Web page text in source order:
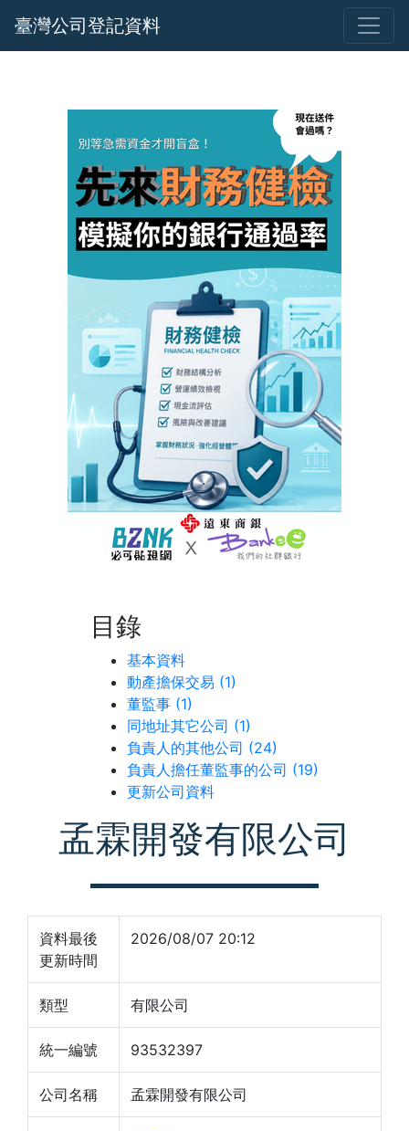
臺灣公司登記資料
目錄
基本資料
動產擔保交易 (1)
董監事 (1)
同地址其它公司 (1)
負責人的其他公司 (24)
負責人擔任董監事的公司 (19)
更新公司資料
孟霖開發有限公司
資料最後
更新時間
2026/08/07 20:12
類型 有限公司
統一編號 93532397
公司名稱 孟霖開發有限公司